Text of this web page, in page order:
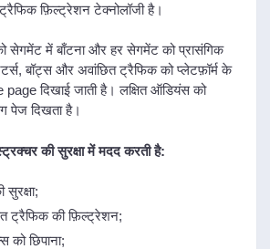
फ़िल्ट्रेशन टेक्नोलॉजी है।
सेगमेंट में बाँटना और हर सेगमेंट को प्रासंगिक
बॉट्स और अवांछित ट्रैफिक को प्लेटफ़ॉर्म के
दिखाई जाती है। लक्षित ऑडियंस को
पेज दिखता है।
की सुरक्षा में मदद करती है:
सुरक्षा;
ट्रैफिक की फ़िल्ट्रेशन;
को छिपाना;